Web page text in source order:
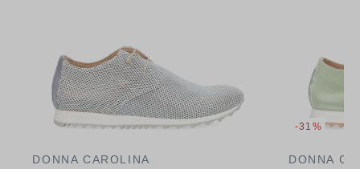
DONNA CAROLINA
-31%
DONNA